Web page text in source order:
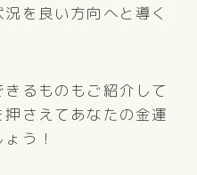
を良い方向へと導く
るものもご紹介して
さえてあなたの金運
う！